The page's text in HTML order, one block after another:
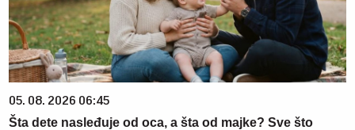
05. 08. 2026 06:45
Šta dete nasleđuje od oca, a šta od majke? Sve što